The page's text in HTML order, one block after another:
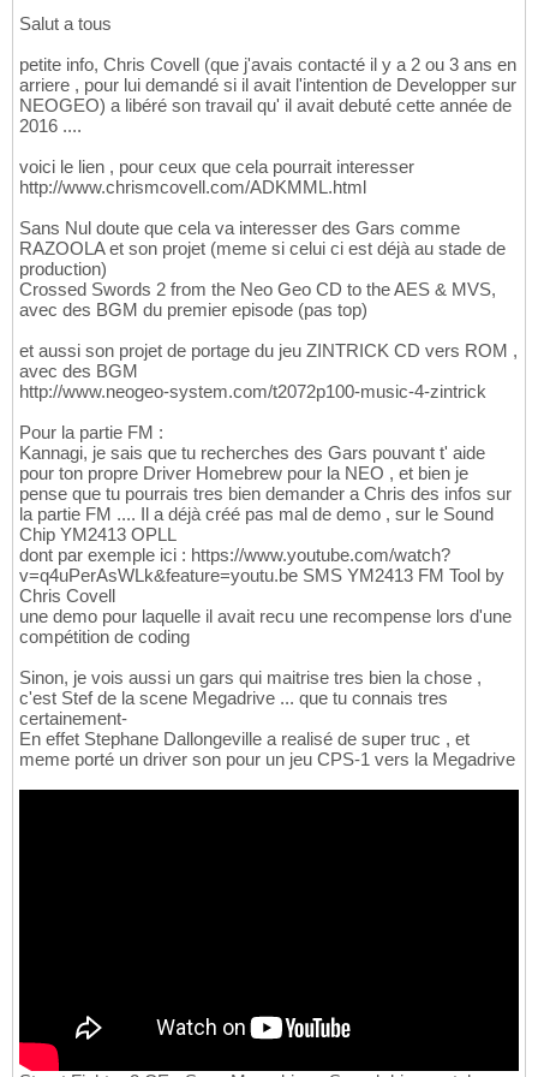
Salut a tous
petite info, Chris Covell (que j'avais contacté il y a 2 ou 3 ans en
arriere , pour lui demandé si il avait l'intention de Developper sur
NEOGEO) a libéré son travail qu' il avait debuté cette année de
2016 ....
voici le lien , pour ceux que cela pourrait interesser
http://www.chrismcovell.com/ADKMML.html
Sans Nul doute que cela va interesser des Gars comme
RAZOOLA et son projet (meme si celui ci est déjà au stade de
production)
Crossed Swords 2 from the Neo Geo CD to the AES & MVS,
avec des BGM du premier episode (pas top)
et aussi son projet de portage du jeu ZINTRICK CD vers ROM ,
avec des BGM
http://www.neogeo-system.com/t2072p100-music-4-zintrick
Pour la partie FM :
Kannagi, je sais que tu recherches des Gars pouvant t' aide
pour ton propre Driver Homebrew pour la NEO , et bien je
pense que tu pourrais tres bien demander a Chris des infos sur
la partie FM .... Il a déjà créé pas mal de demo , sur le Sound
Chip YM2413 OPLL
dont par exemple ici : https://www.youtube.com/watch?
v=q4uPerAsWLk&feature=youtu.be SMS YM2413 FM Tool by
Chris Covell
une demo pour laquelle il avait recu une recompense lors d'une
compétition de coding
Sinon, je vois aussi un gars qui maitrise tres bien la chose ,
c'est Stef de la scene Megadrive ... que tu connais tres
certainement-
En effet Stephane Dallongeville a realisé de super truc , et
meme porté un driver son pour un jeu CPS-1 vers la Megadrive